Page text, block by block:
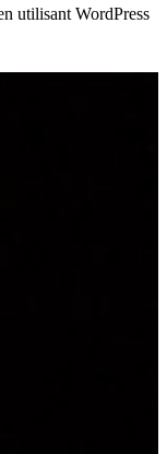
utilisant WordPress